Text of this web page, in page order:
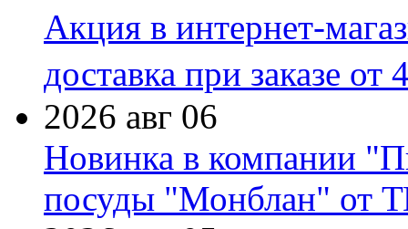
Акция в интернет-
доставка при заказе от
2026 авг 06
Новинка в компании
посуды "Монблан" от